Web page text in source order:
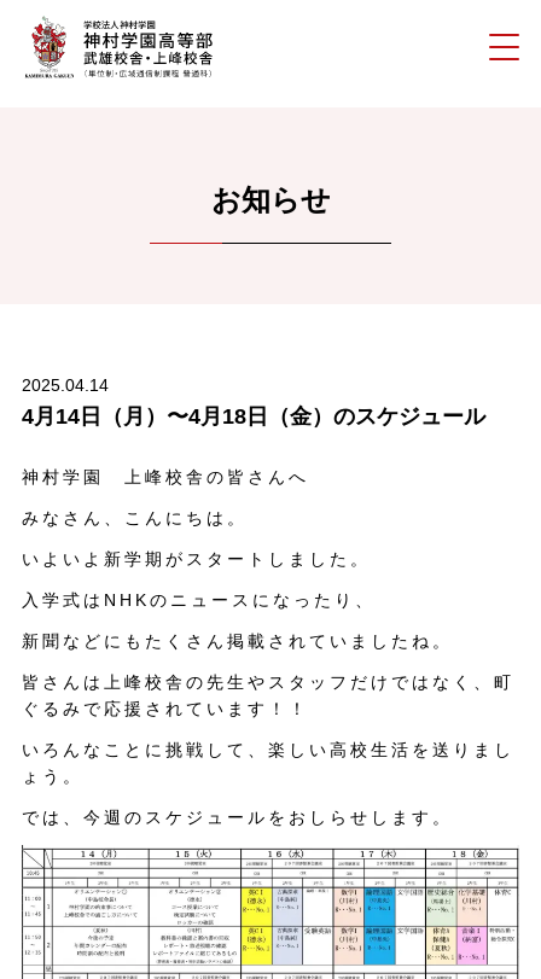
お知らせ
2025.04.14
4月14日（月）〜4月18日（金）のスケジュール
神村学園 上峰校舎の皆さんへ
みなさん、こんにちは。
いよいよ新学期がスタートしました。
入学式はNHKのニュースになったり、
新聞などにもたくさん掲載されていましたね。
皆さんは上峰校舎の先生やスタッフだけではなく、町
ぐるみで応援されています！！
いろんなことに挑戦して、楽しい高校生活を送りまし
ょう。
では、今週のスケジュールをおしらせします。